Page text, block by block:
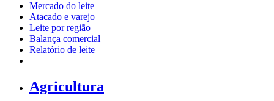
Mercado do leite
Atacado e varejo
Leite por região
Balança comercial
Relatório de leite
Agricultura